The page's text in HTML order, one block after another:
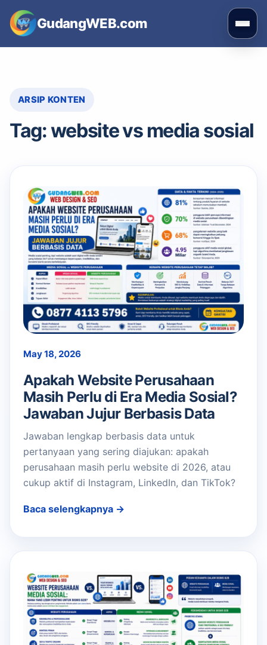
content
GudangWEB.com
Buka
ARSIP KONTEN
Tag:website vs media sosial
May 18, 2026
Apakah Website Perusahaan
Masih Perlu di Era Media Sosial?
Jawaban Jujur Berbasis Data
Jawaban lengkap berbasis data untuk
pertanyaan yang sering diajukan: apakah
perusahaan masih perlu website di 2026, atau
cukup aktif di Instagram, LinkedIn, dan TikTok?
Baca selengkapnya →